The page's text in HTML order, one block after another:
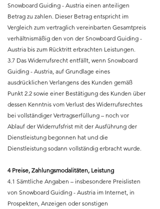
Snowboard Guiding - Austria einen anteiligen
Betrag zu zahlen. Dieser Betrag entspricht im
Vergleich zum vertraglich vereinbarten Gesamtpreis
verhältnismäßig den von der Snowboard Guiding -
Austria bis zum Rücktritt erbrachten Leistungen.
3.7 Das Widerrufsrecht entfällt, wenn Snowboard
Guiding - Austria, auf Grundlage eines
ausdrücklichen Verlangens des Kunden gemäß
Punkt 2.2 sowie einer Bestätigung des Kunden über
dessen Kenntnis vom Verlust des Widerrufsrechtes
bei vollständiger Vertragserfüllung – noch vor
Ablauf der Widerrufsfrist mit der Ausführung der
Dienstleistung begonnen hat und die
Dienstleistung sodann vollständig erbracht wurde.
4 Preise, Zahlungsmodalitäten, Leistung
4.1 Sämtliche Angaben – insbesondere Preislisten
von Snowboard Guiding - Austria im Internet, in
Prospekten, Anzeigen oder sonstigen